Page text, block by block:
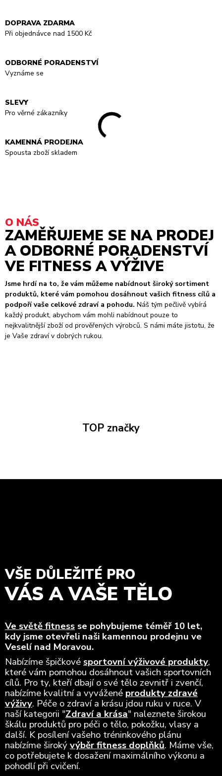
DOPRAVA ZDARMA
Při objednávce nad 1500 Kč
ODBORNÉ PORADENSTVÍ
Vyznáme se
SLEVY
Pro věrné zákazníky
KAMENNÁ PRODEJNA
Spousta zboží skladem
O NÁS
ZAMĚŘUJEME SE NA PRODEJ
A ODBORNÉ PORADENSTVÍ
VE FITNESS A VÝŽIVE
Jsme hrdí na to, že vám můžeme nabídnout široký sortiment
produktů, které vám pomohou dosáhnout vašich fitness cílů a
podpoří vaše celkové zdraví a pohodu. Náš tým pečlivě vybírá
každý produkt, abychom vám mohli nabídnout pouze to
nejkvalitnější zboží od prověřených výrobců. S námi máte jistotu, že
je Vaše zdraví v dobrých rukou.
TOP značky
VŠE DŮLEŽITÉ PRO
VÁS A VAŠE TĚLO
Ve světě fitness se pohybujeme téměř 10 let,
kdy jsme otevřeli naši kamennou prodejnu ve
Veselí nad Moravou.
Nabízíme špičkové sportovní výživové produkty,
které vám pomohou dosáhnout vašich sportovních
cílů. Pro ty, kteří dbají o své tělo zevnitř i zvenčí,
nabízíme kvalitní a vyvážené produkty zdravé
výživy. Péče o zdraví a krásu jdou ruku v ruce. V
naší kategorii "Zdraví a krása" naleznete širokou
škálu produktů pro péči o tělo, pokožku, vlasy a
další. K posílení vašeho tréninkového plánu
nabízíme širokývýběr fitness doplňků. Máme vše,
co potřebujete k dosažení maximálního výkonu a
pohodlí při cvičení.